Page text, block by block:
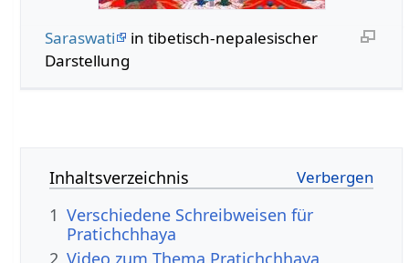
Saraswati
in tibetisch-nepalesischer
Darstellung
Inhaltsverzeichnis
1 Verschiedene Schreibweisen für
Pratichchhaya
2 Video zum Thema Pratichchhaya